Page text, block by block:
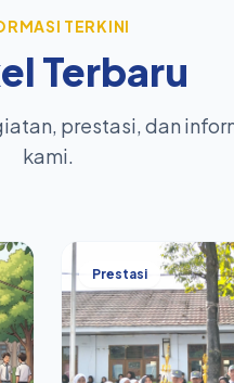
TERKINI
Terbaru
prestasi, dan
kami.
Prestasi